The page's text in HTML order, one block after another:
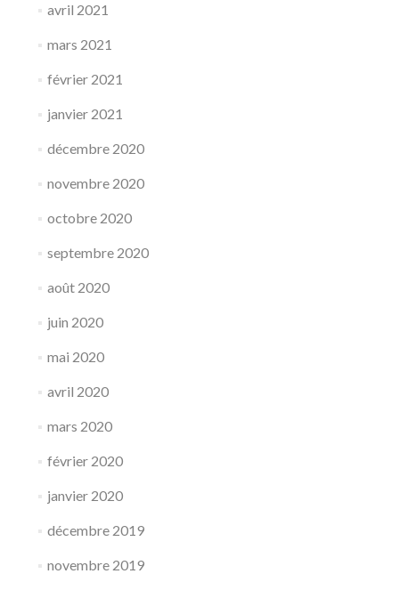
avril 2021
mars 2021
février 2021
janvier 2021
décembre 2020
novembre 2020
octobre 2020
septembre 2020
août 2020
juin 2020
mai 2020
avril 2020
mars 2020
février 2020
janvier 2020
décembre 2019
novembre 2019